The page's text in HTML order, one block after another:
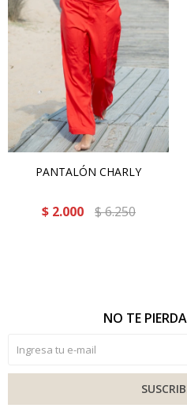
PANTALÓN CHARLY
$ 2.000 $6.250
NO TE